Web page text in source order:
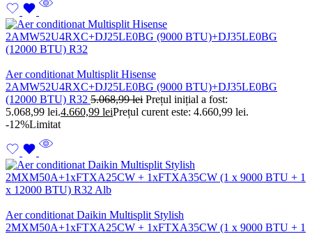
Aer conditionat Multisplit Hisense
2AMW52U4RXC+DJ25LE0BG (9000 BTU)+DJ35LE0BG
(12000 BTU) R32 5.068,99lei Prețul inițial a fost:
5.068,99 lei.4.660,99 leiPrețul curent este: 4.660,99 lei.
-12%Limitat
Aer conditionat Daikin Multisplit Stylish
2MXM50A+1xFTXA25CW + 1xFTXA35CW (1 x 9000 BTU + 1